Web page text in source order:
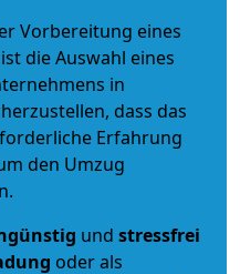
Vorbereitung eines
die Auswahl eines
in
dass das
Erfahrung
den Umzug
und stressfrei
oder als